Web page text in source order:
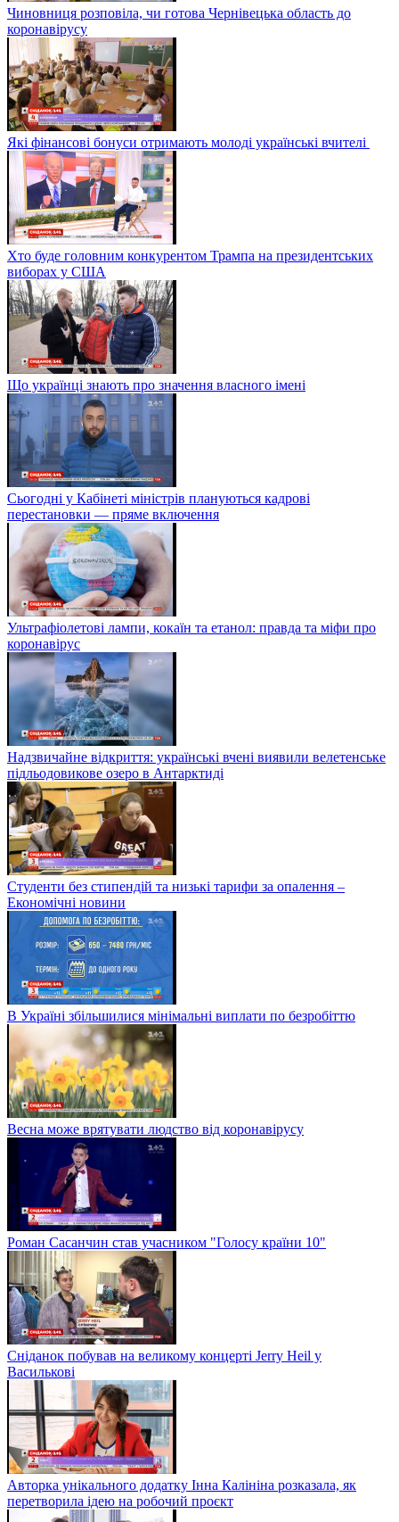
Чиновниця розповіла, чи готова Чернівецька область до
коронавірусу
Які фінансові бонуси отримають молоді українські вчителі
Хто буде головним конкурентом Трампа на президентських
виборах у США
Що українці знають про значення власного імені
Сьогодні у Кабінеті міністрів плануються кадрові
перестановки — пряме включення
Ультрафіолетові лампи, кокаїн та етанол: правда та міфи про
коронавірус
Надзвичайне відкриття: українські вчені виявили велетенське
підльодовикове озеро в Антарктиді
Студенти без стипендій та низькі тарифи за опалення –
Економічні новини
В Україні збільшилися мінімальні виплати по безробіттю
Весна може врятувати людство від коронавірусу
Роман Сасанчин став учасником "Голосу країни 10"
Сніданок побував на великому концерті Jerry Heil у
Василькові
Авторка унікального додатку Інна Калініна розказала, як
перетворила ідею на робочий проєкт